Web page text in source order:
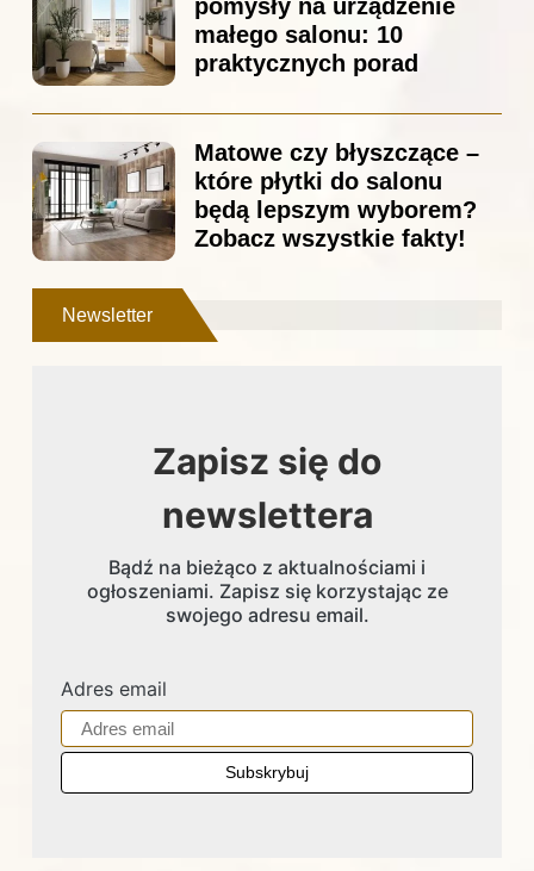
pomysły na urządzenie
małego salonu: 10
praktycznych porad
Matowe czy błyszczące –
które płytki do salonu
będą lepszym wyborem?
Zobacz wszystkie fakty!
Newsletter
Zapisz się do
newslettera
Bądź na bieżąco z aktualnościami i
ogłoszeniami. Zapisz się korzystając ze
swojego adresu email.
Adres email